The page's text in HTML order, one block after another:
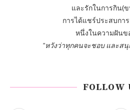
และรักในการกิน(
การได้แชร์ประสบกา
หนึ่งในความฝันข
"หวังว่าทุกคนจะชอบ และส
FOLLOW